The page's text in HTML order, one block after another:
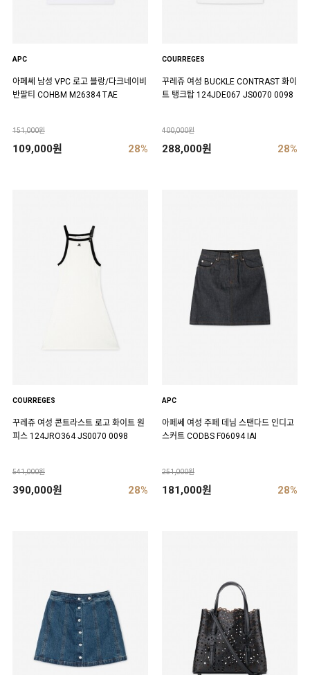
APC
아페쎄 남성 VPC 로고 블랑/다크네이비
반팔티 COHBM M26384 TAE
151,000원
109,000원 28%
COURREGES
꾸레쥬 여성 BUCKLE CONTRAST 화이
트 탱크탑 124JDE067 JS0070 0098
400,000원
288,000원 28%
COURREGES
꾸레쥬 여성 콘트라스트 로고 화이트 원
피스 124JRO364 JS0070 0098
541,000원
390,000원 28%
APC
아페쎄 여성 주페 데님 스탠다드 인디고
스커트 CODBS F06094 IAI
251,000원
181,000원 28%